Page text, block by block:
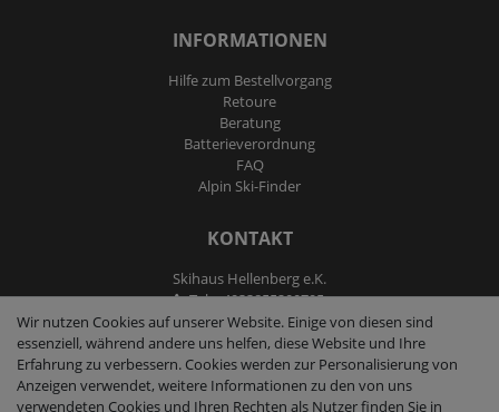
INFORMATIONEN
Hilfe zum Bestellvorgang
Retoure
Beratung
Batterieverordnung
FAQ
Alpin Ski-Finder
KONTAKT
Skihaus Hellenberg e.K.
Tel: +4933855200795
Fax: +4933855200793
kontakt@ski-andmore.de
Wir nutzen Cookies auf unserer Website. Einige von diesen sind
essenziell, während andere uns helfen, diese Website und Ihre
Erfahrung zu verbessern. Cookies werden zur Personalisierung von
Anzeigen verwendet, weitere Informationen zu den von uns
verwendeten Cookies und Ihren Rechten als Nutzer finden Sie in